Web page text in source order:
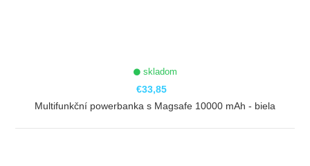
skladom
€33,85
Multifunkční powerbanka s Magsafe 10000 mAh - biela